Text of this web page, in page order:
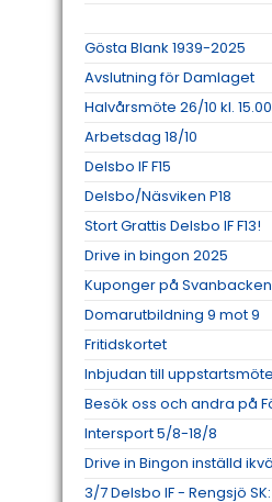
Gösta Blank 1939-2025
Avslutning för Damlaget
Halvårsmöte 26/10 kl. 15.00
Arbetsdag 18/10
Delsbo IF F15
Delsbo/Näsviken P18
Stort Grattis Delsbo IF F13!
Drive in bingon 2025
Kuponger på Svanbacken
Domarutbildning 9 mot 9
Fritidskortet
Inbjudan till
Besök oss och andra på
Intersport 5/8-18/8
Drive in Bingon inställd
3/7 Delsbo IF - Rengsjö